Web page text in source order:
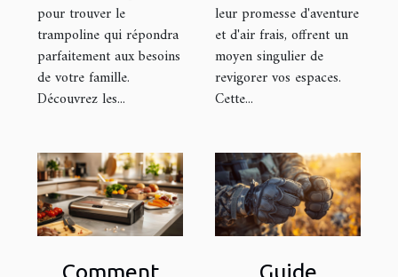
pour trouver le
trampoline qui répondra
parfaitement aux besoins
de votre famille.
Découvrez les...
leur promesse d'aventure
et d'air frais, offrent un
moyen singulier de
revigorer vos espaces.
Cette...
Comment
Guide